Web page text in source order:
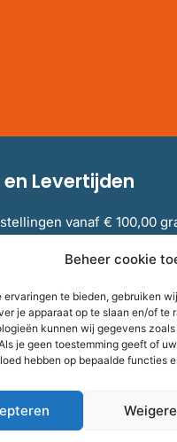
Beheer cookie
ervaringen te bieden, gebruiken
je apparaat op te slaan en/of te
kunnen wij gegevens
je geen toestemming geeft of
hebben op bepaalde functies
Levertijden
vanaf € 100,00
en
858264237